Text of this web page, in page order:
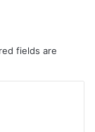
fields are